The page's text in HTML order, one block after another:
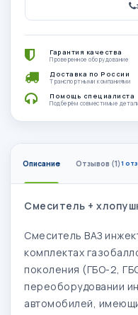
Гарантия качества
Проверенное оборудование
Доставка по России
Транспортными компаниями
Помощь специалиста
Подберём совместимые
Описание Отзывов (1)1
Смеситель +
Смеситель ВАЗ
комплектах
поколения (ГБО-2,
переоборудовании
автомобилей,